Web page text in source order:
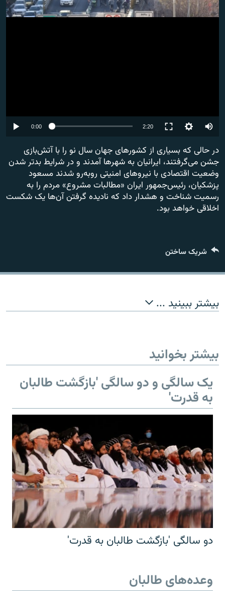
Auto
240p
360p
480p
0:00 2:20
360p
480p
720p
1080p
در حالی که بسیاری از کشورهای جهان سال نو را با آتش‎‌بازی
جشن می‌گرفتند، ایرانیان به شهرها آمدند و در شرایط بدتر شدن
وضعیت اقتصادی با نیروهای امنیتی روبه‌رو شدند مسعود
پزشکیان، رئیس‌جمهور ایران «مطالبات مشروع» مردم را به
رسمیت شناخت و هشدار داد که نادیده گرفتن آن‌ها یک شکست
اخلاقی خواهد بود.
شریک ساختن
بیشتر ببینید ...
بیشتر بخوانید
یک سالگی و دو سالگی 'بازگشت طالبان
به قدرت'
دو سالگی 'بازگشت طالبان به قدرت'
وعده‌های طالبان